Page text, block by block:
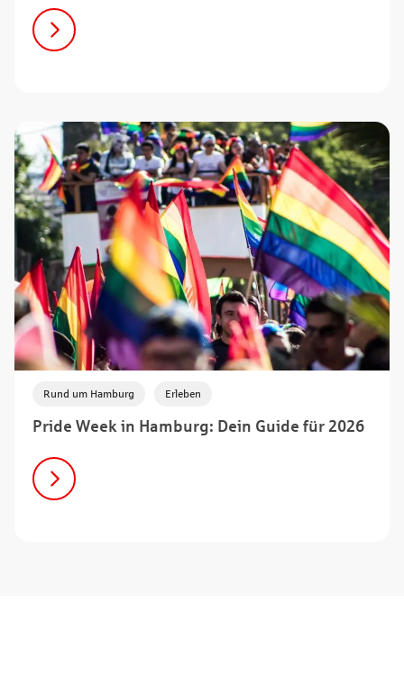
Pride Week in Hamburg: Dein Guide für 2026
Rund um Hamburg Erleben